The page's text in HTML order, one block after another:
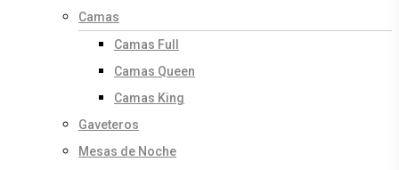
Camas
Camas Full
Camas Queen
Camas King
Gaveteros
Mesas de Noche